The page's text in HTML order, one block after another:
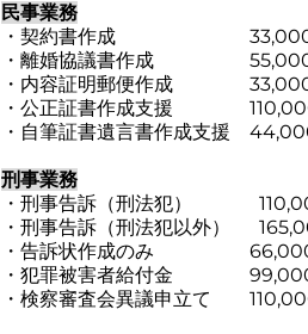
民事業務
・契約書作成 33,000
・離婚協議書作成 55,000
・内容証明郵便作成
・公正証書作成支援 110,000
・自筆証書遺言書作成支援
刑事業務
・刑事告訴（刑法犯）
・刑事告訴（刑法犯以外）
・告訴状作成のみ 66,000
・犯罪被害者給付金
・検察審査会異議申立て